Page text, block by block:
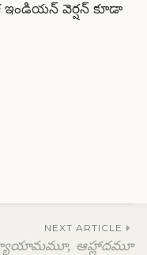
వెర్షన్ కూడా
NEXT ARTICLE
ఆహ్లాదమూ